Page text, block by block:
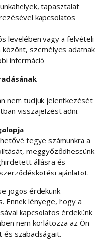
tapasztalat
kapcsolatos
levelében vagy a felvételi
személyes adatnak
információ
nem tudjuk jelentkezését
visszajelzést adni.
tegye számunkra a
meggyőződhessünk
állásra és
ajánlatot.
jogos érdekünk
Ennek lényege, hogy a
kapcsolatos érdekünk
nem korlátozza az Ön
és szabadságait.